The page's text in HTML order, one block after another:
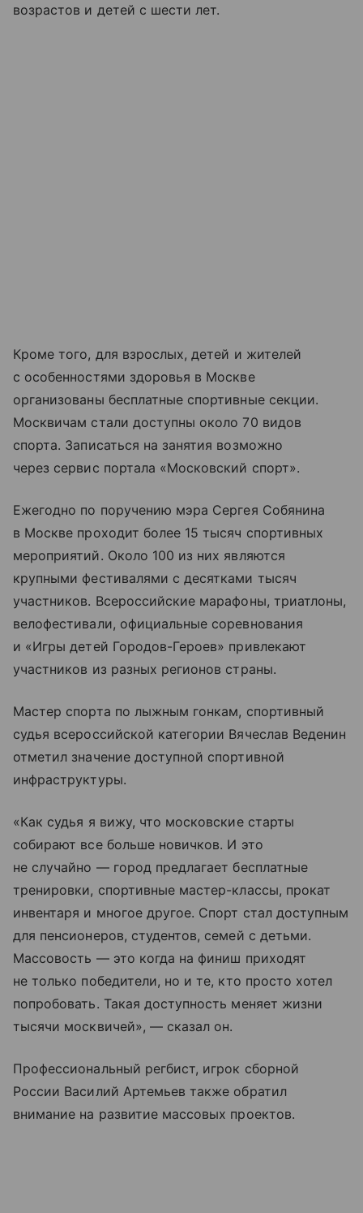
возрастов и детей с шести лет.
Кроме того, для взрослых, детей и жителей
с особенностями здоровья в Москве
организованы бесплатные спортивные секции.
Москвичам стали доступны около 70 видов
спорта. Записаться на занятия возможно
через сервис портала «Московский спорт».
Ежегодно по поручению мэра Сергея Собянина
в Москве проходит более 15 тысяч спортивных
мероприятий. Около 100 из них являются
крупными фестивалями с десятками тысяч
участников. Всероссийские марафоны, триатлоны,
велофестивали, официальные соревнования
и «Игры детей Городов-Героев» привлекают
участников из разных регионов страны.
Мастер спорта по лыжным гонкам, спортивный
судья всероссийской категории Вячеслав Веденин
отметил значение доступной спортивной
инфраструктуры.
«Как судья я вижу, что московские старты
собирают все больше новичков. И это
не случайно — город предлагает бесплатные
тренировки, спортивные мастер-классы, прокат
инвентаря и многое другое. Спорт стал доступным
для пенсионеров, студентов, семей с детьми.
Массовость — это когда на финиш приходят
не только победители, но и те, кто просто хотел
попробовать. Такая доступность меняет жизни
тысячи москвичей», — сказал он.
Профессиональный регбист, игрок сборной
России Василий Артемьев также обратил
внимание на развитие массовых проектов.